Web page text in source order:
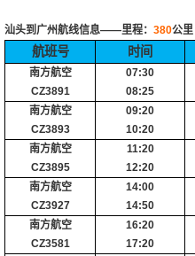
汕头到广州航线信息——里程： 380公里
航班号 时间
南方航空
CZ3891
07:30
08:25
南方航空
CZ3893
09:20
10:20
南方航空
CZ3895
11:20
12:20
南方航空
CZ3927
14:00
14:50
南方航空
CZ3581
16:20
17:20